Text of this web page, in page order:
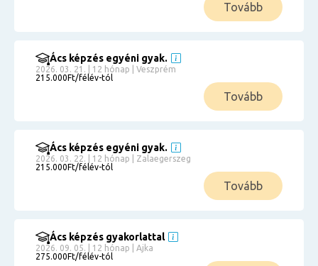
Tovább
Ács képzés egyéni gyak.
2026. 03. 21. | 12 hónap | Veszprém
215.000Ft/félév-tól
Tovább
Ács képzés egyéni gyak.
2026. 03. 22. | 12 hónap | Zalaegerszeg
215.000Ft/félév-tól
Tovább
Ács képzés gyakorlattal
2026. 09. 05. | 12 hónap | Ajka
275.000Ft/félév-tól